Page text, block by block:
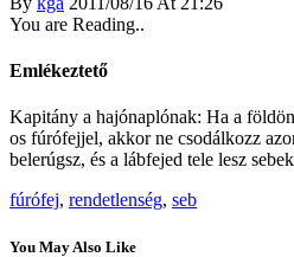
You are Reading..
Emlékeztető
Kapitány a hajónaplónak: Ha a
os fúrófejjel, akkor ne csodálkozz
belerúgsz, és a lábfejed tele lesz
fúrófej, rendetlenség, seb
You May Also Like